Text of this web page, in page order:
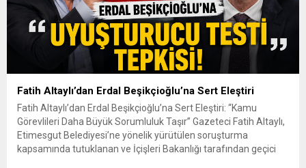
Fatih Altaylı’dan Erdal Beşikçioğlu’na Sert Eleştiri
Fatih Altaylı’dan Erdal Beşikçioğlu’na Sert Eleştiri: “Kamu
Görevlileri Daha Büyük Sorumluluk Taşır” Gazeteci Fatih Altaylı,
Etimesgut Belediyesi’ne yönelik yürütülen soruşturma
kapsamında tutuklanan ve İçişleri Bakanlığı tarafından geçici